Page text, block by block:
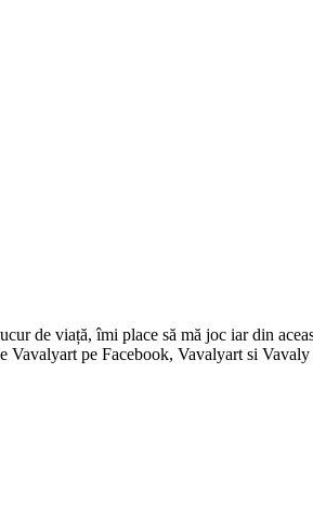
de viață, îmi place să mă joc iar din
pe Facebook, Vavalyart si Vavaly